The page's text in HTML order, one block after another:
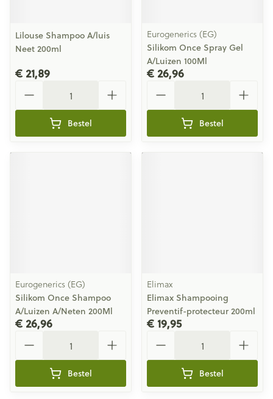
Lilouse Shampoo A/luis
Neet 200ml
€ 21,89
Bestel
Eurogenerics (EG)
Silikom Once Spray Gel
A/Luizen 100Ml
€ 26,96
Bestel
Eurogenerics (EG)
Silikom Once Shampoo
A/Luizen A/Neten 200Ml
€ 26,96
Bestel
Elimax
Elimax Shampooing
Preventif-protecteur 200ml
€ 19,95
Bestel